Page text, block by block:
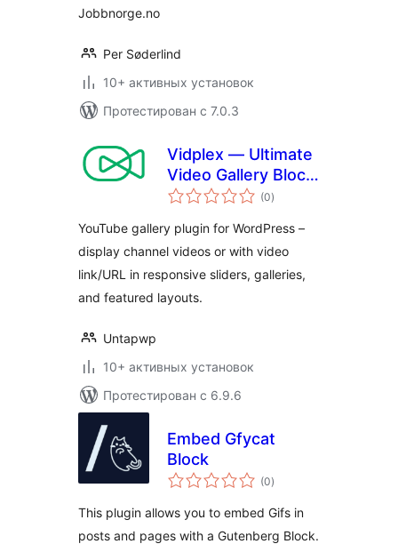
Jobbnorge.no
Per Søderlind
10+ активных установок
Протестирован с 7.0.3
Vidplex — Ultimate
Video Gallery Block
for YouTube in
(0общий
рейтинг
)
YouTube gallery plugin for WordPress –
display channel videos or with video
link/URL in responsive sliders, galleries,
and featured layouts.
Untapwp
10+ активных установок
Протестирован с 6.9.6
Embed Gfycat
Block
(0общий
рейтинг
)
This plugin allows you to embed Gifs in
posts and pages with a Gutenberg Block.